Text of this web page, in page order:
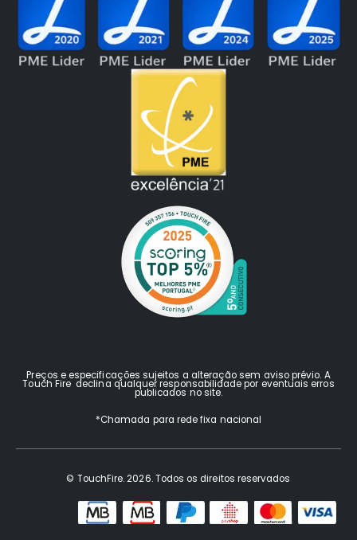
Preços e especificações sujeitos a alteração sem aviso prévio. A
Touch Fire declina qualquer responsabilidade por eventuais erros
publicados no site.
*Chamada para rede fixa nacional
© TouchFire. 2026. Todos os direitos reservados